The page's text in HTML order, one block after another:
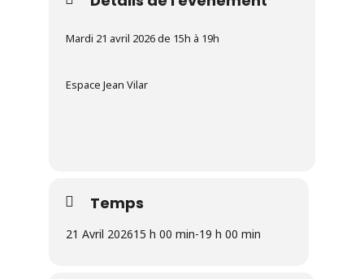
Mardi 21 avril 2026 de 15h à 19h
Espace Jean Vilar
Temps
21 Avril 202615 h 00 min-19 h 00 min